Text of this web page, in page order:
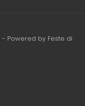
- Powered by Feste di